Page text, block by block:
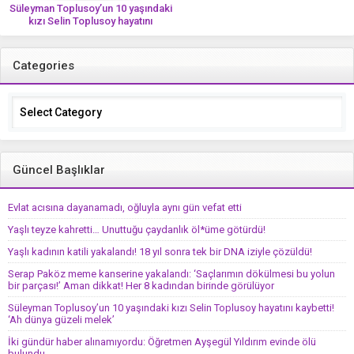
Süleyman Toplusoy’un 10 yaşındaki
kızı Selin Toplusoy hayatını
kaybetti! ‘Ah dünya güzeli melek’
Categories
Categories
Güncel Başlıklar
Evlat acısına dayanamadı, oğluyla aynı gün vefat etti
Yaşlı teyze kahretti… Unuttuğu çaydanlık öl*üme götürdü!
Yaşlı kadının katili yakalandı! 18 yıl sonra tek bir DNA iziyle çözüldü!
Serap Paköz meme kanserine yakalandı: ‘Saçlarımın dökülmesi bu yolun
bir parçası!’ Aman dikkat! Her 8 kadından birinde görülüyor
Süleyman Toplusoy’un 10 yaşındaki kızı Selin Toplusoy hayatını kaybetti!
‘Ah dünya güzeli melek’
İki gündür haber alınamıyordu: Öğretmen Ayşegül Yıldırım evinde ölü